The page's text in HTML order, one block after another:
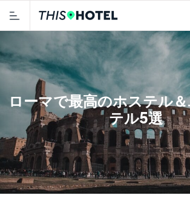
ローマで最高のホステル
テル5選